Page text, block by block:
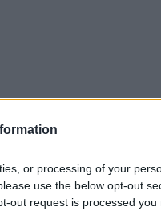
or processing of your
use the below opt-out
out request is processed you
την